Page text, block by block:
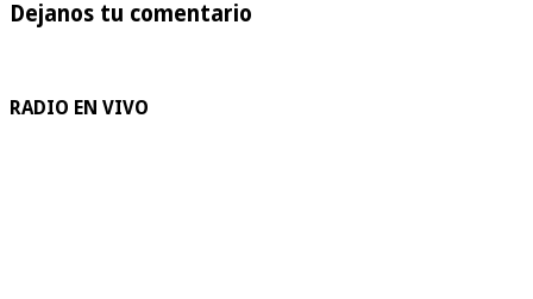
Dejanos tu comentario
RADIO EN VIVO